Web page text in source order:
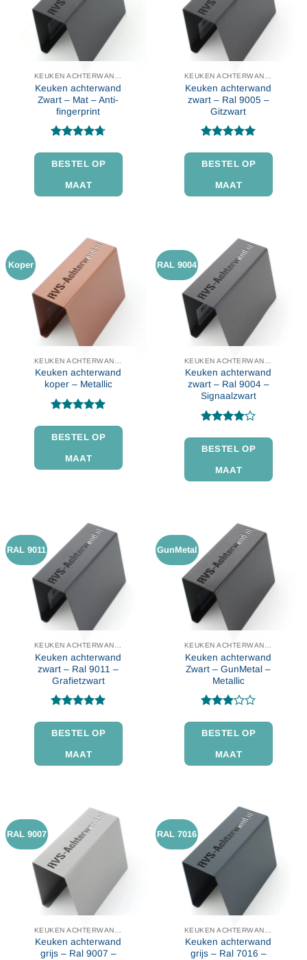
Keuken achterwand
Zwart – Mat – Anti-
fingerprint
4.69
uit 5
BESTEL OP
MAAT
Keuken achterwand
zwart – Ral 9005 –
Gitzwart
4.94
uit 5
BESTEL OP
MAAT
Koper
Keuken achterwand
koper – Metallic
uit 5
BESTEL OP
MAAT
RAL 9004
Keuken achterwand
zwart – Ral 9004 –
Signaalzwart
uit 5
BESTEL OP
MAAT
RAL 9011
Keuken achterwand
zwart – Ral 9011 –
Grafietzwart
5uit 5
BESTEL OP
MAAT
GunMetal
Keuken achterwand
Zwart – GunMetal –
Metallic
3uit 5
BESTEL OP
MAAT
RAL 9007
Keuken achterwand
grijs – Ral 9007 –
RAL 7016
Keuken achterwand
grijs – Ral 7016 –